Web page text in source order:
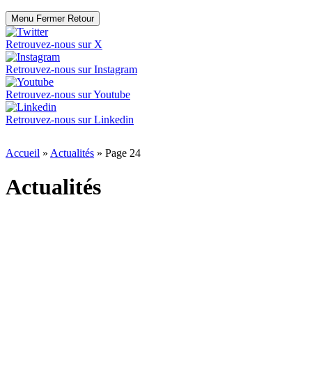
Menu Fermer Retour
Retrouvez-nous sur X
Retrouvez-nous surInstagram
Retrouvez-nous surYoutube
Retrouvez-nous surLinkedin
Accueil » Actualités » Page 24
Actualités